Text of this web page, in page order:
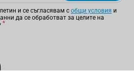
и се съгласявам с общи условия и
да се обработват за целите на